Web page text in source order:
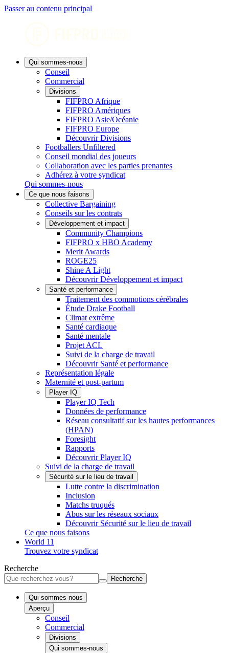
Passer au contenu principal
Qui sommes-nous
Conseil
Commercial
Divisions
FIFPRO Afrique
FIFPRO Amériques
FIFPRO Asie/Océanie
FIFPRO Europe
Découvrir Divisions
Footballers Unfiltered
Conseil mondial des joueurs
Collaboration avec les parties prenantes
Adhérez à votre syndicat
Qui sommes-nous
Ce que nous faisons
Collective Bargaining
Conseils sur les contrats
Développement et impact
Community Champions
FIFPRO x HBO Academy
Merit Awards
ROGE25
Shine A Light
Découvrir Développement et impact
Santé et performance
Traitement des commotions cérébrales
Étude Drake Football
Climat extrême
Santé cardiaque
Santé mentale
Projet ACL
Suivi de la charge de travail
Découvrir Santé et performance
Représentation légale
Maternité et post-partum
Player IQ
Player IQ Tech
Données de performance
Réseau consultatif sur les hautes performances
(HPAN)
Foresight
Rapports
Découvrir Player IQ
Suivi de la charge de travail
Sécurité sur le lieu de travail
Lutte contre la discrimination
Inclusion
Matchs truqués
Abus sur les réseaux sociaux
Découvrir Sécurité sur le lieu de travail
Ce que nous faisons
World 11
Trouvez votre syndicat
Recherche
Recherche
Qui sommes-nous
Aperçu
Conseil
Commercial
Divisions
Qui sommes-nous